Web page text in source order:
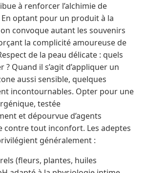
à renforcer l’alchimie de
optant pour un produit à la
convoque autant les souvenirs
la complicité amoureuse de
de la peau délicate : quels
Quand il s’agit d’appliquer un
aussi sensible, quelques
incontournables. Opter pour une
testée
et dépourvue d’agents
contre tout inconfort. Les adeptes
généralement :
(fleurs, plantes, huiles